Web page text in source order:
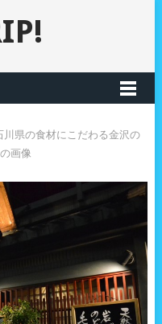
川県の食材にこだわる金沢の
画像